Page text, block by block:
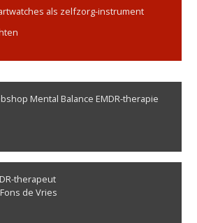
als zelfzorg-instrument
Mental Balance EMDR-therapie
therapeut
de Vries